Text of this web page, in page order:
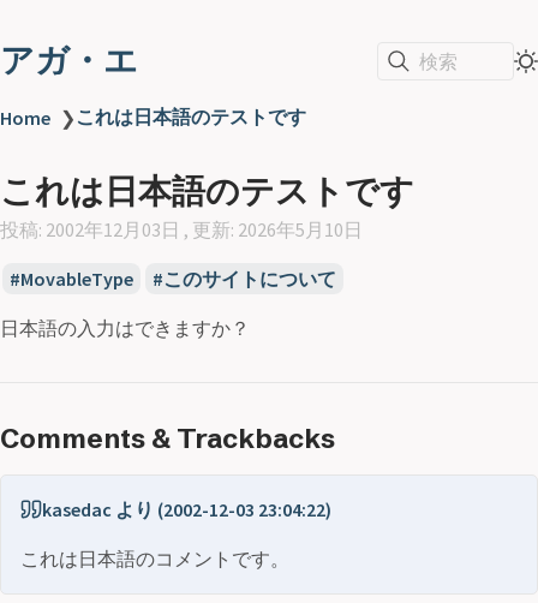
アガ・エ 検索
Home ❯ これは日本語のテストです
これは日本語のテストです
投稿: 2002年12月03日 , 更新: 2026年5月10日
MovableType このサイトについて
日本語の入力はできますか？
Comments & Trackbacks
kasedac より (2002-12-03 23:04:22)
これは日本語のコメントです。